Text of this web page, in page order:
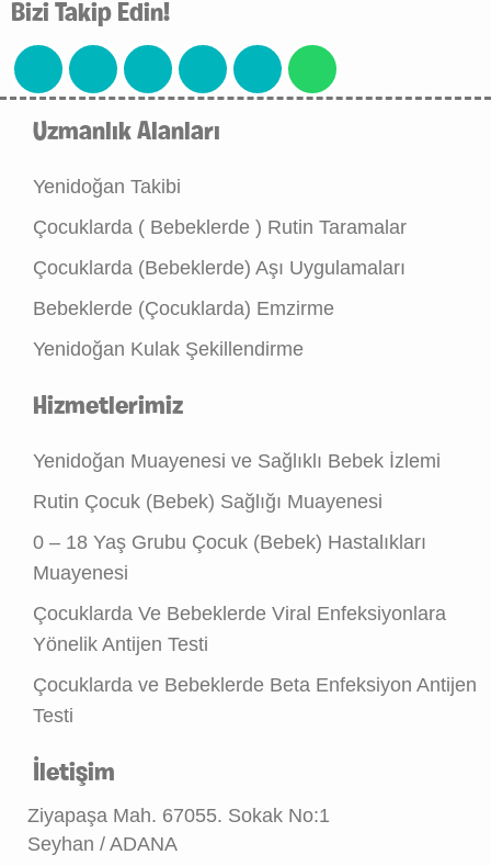
Bizi Takip Edin!
Uzmanlık Alanları
Yenidoğan Takibi
Çocuklarda ( Bebeklerde ) Rutin Taramalar
Çocuklarda (Bebeklerde) Aşı Uygulamaları
Bebeklerde (Çocuklarda) Emzirme
Yenidoğan Kulak Şekillendirme
Hizmetlerimiz
Yenidoğan Muayenesi ve Sağlıklı Bebek İzlemi
Rutin Çocuk (Bebek) Sağlığı Muayenesi
0 – 18 Yaş Grubu Çocuk (Bebek) Hastalıkları
Muayenesi
Çocuklarda Ve Bebeklerde Viral Enfeksiyonlara
Yönelik Antijen Testi
Çocuklarda ve Bebeklerde Beta Enfeksiyon Antijen
Testi
İletişim
Ziyapaşa Mah. 67055. Sokak No:1
Seyhan / ADANA